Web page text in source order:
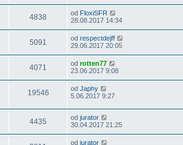
4838 od FloxiSFR
28.08.2017 14:34
5091 od respectdejff
29.06.2017 20:05
4071 od rotten77
23.06.2017 9:08
19546 od Japhy
5.06.2017 9:27
4435 od jurator
30.04.2017 21:25
od jurator